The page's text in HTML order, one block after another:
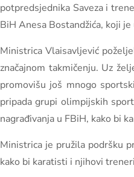
potpredsjednika Saveza i
BiH Anesa Bostandžića, koji
Ministrica Vlaisavljević
značajnom takmičenju. Uz
promovišu još mnogo
pripada grupi olimpijskih
nagrađivanja u FBiH, kako bi
Ministrica je pružila podršku
kako bi karatisti i njihovi